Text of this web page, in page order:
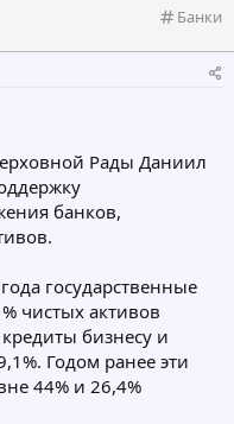
К
т
и
Банки
Рады Даниил
банков,
государственные
чистых активов
бизнесу и
Годом ранее эти
44% и 26,4%